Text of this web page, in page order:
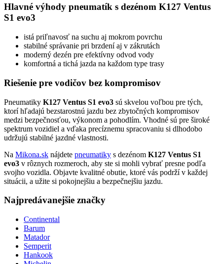
Hlavné výhody pneumatík s dezénom K127 Ventus
S1 evo3
istá priľnavosť na suchu aj mokrom povrchu
stabilné správanie pri brzdení aj v zákrutách
moderný dezén pre efektívny odvod vody
komfortná a tichá jazda na každom type trasy
Riešenie pre vodičov bez kompromisov
Pneumatiky K127 Ventus S1 evo3 sú skvelou voľbou pre tých,
ktorí hľadajú bezstarostnú jazdu bez zbytočných kompromisov
medzi bezpečnosťou, výkonom a pohodlím. Vhodné sú pre široké
spektrum vozidiel a vďaka precíznemu spracovaniu si dlhodobo
udržujú stabilné jazdné vlastnosti.
Na Mikona.sk nájdete pneumatiky s dezénom K127 Ventus S1
evo3 v rôznych rozmeroch, aby ste si mohli vybrať presne podľa
svojho vozidla. Objavte kvalitné obutie, ktoré vás podrží v každej
situácii, a užite si pokojnejšiu a bezpečnejšiu jazdu.
Najpredávanejšie značky
Continental
Barum
Matador
Semperit
Hankook